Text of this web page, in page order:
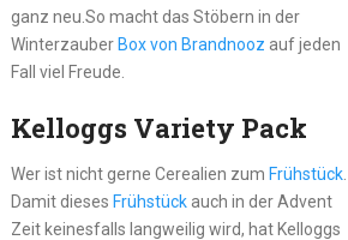
ganz neu.So macht das Stöbern in der
WinterzauberBox von Brandnooz auf jeden
Fall viel Freude.
Kelloggs Variety Pack
Wer ist nicht gerne Cerealien zum Frühstück.
Damit dieses Frühstückauch in der Advent
Zeit keinesfalls langweilig wird, hat Kelloggs